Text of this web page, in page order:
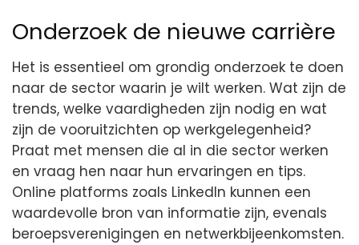
Onderzoek de nieuwe carrière
Het is essentieel om grondig onderzoek te doen
naar de sector waarin je wilt werken. Wat zijn de
trends, welke vaardigheden zijn nodig en wat
zijn de vooruitzichten op werkgelegenheid?
Praat met mensen die al in die sector werken
en vraag hen naar hun ervaringen en tips.
Online platforms zoals LinkedIn kunnen een
waardevolle bron van informatie zijn, evenals
beroepsverenigingen en netwerkbijeenkomsten.